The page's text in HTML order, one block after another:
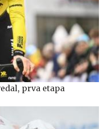
prva etapa